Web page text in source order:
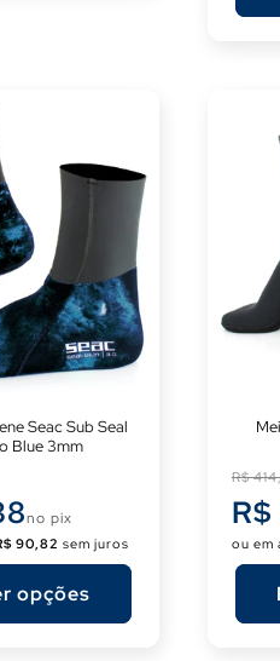
Seac Sub Seal
Blue 3mm
no pix
90,82 sem juros
opções
R$
ou em